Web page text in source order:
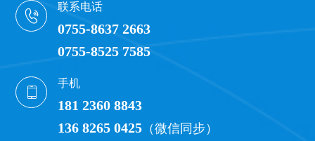
联系电话
0755-8637 2663
0755-8525 7585
手机
181 2360 8843
136 8265 0425 （微信同步）